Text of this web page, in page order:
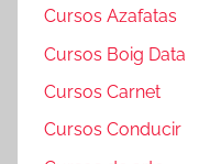
Cursos Azafatas
Cursos Boig Data
Cursos Carnet
Cursos Conducir